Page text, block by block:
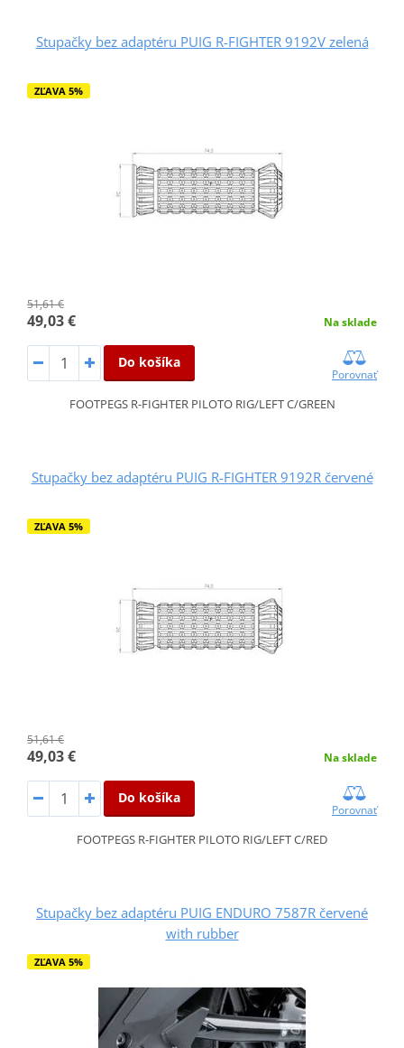
Stupačky bez adaptéru PUIG R-FIGHTER 9192V zelená
ZĽAVA 5%
51,61 €
49,03 € Na sklade
Do košíka
Porovnať
FOOTPEGS R-FIGHTER PILOTO RIG/LEFT C/GREEN
Stupačky bez adaptéru PUIG R-FIGHTER 9192R červené
ZĽAVA 5%
51,61 €
49,03 € Na sklade
Do košíka
Porovnať
FOOTPEGS R-FIGHTER PILOTO RIG/LEFT C/RED
Stupačky bez adaptéru PUIG ENDURO 7587R červené
with rubber
ZĽAVA 5%